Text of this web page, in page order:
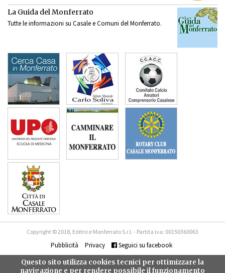
La Guida del Monferrato
Tutte le informazioni su Casale e Comuni del Monferrato.
Copyright © 2018, Editrice Monferrato S.r.l. - Partita iva: 00150360063
Pubblicità Privacy Seguici su facebook
Questo sito utilizza cookies tecnici per ottimizzare la
navigazione e per rendere possibile il funzionamento